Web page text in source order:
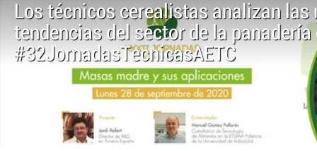
Los técnicos cerealistas analizan las
tendencias del sector de la panadería
#32JornadasTecnicasAETC